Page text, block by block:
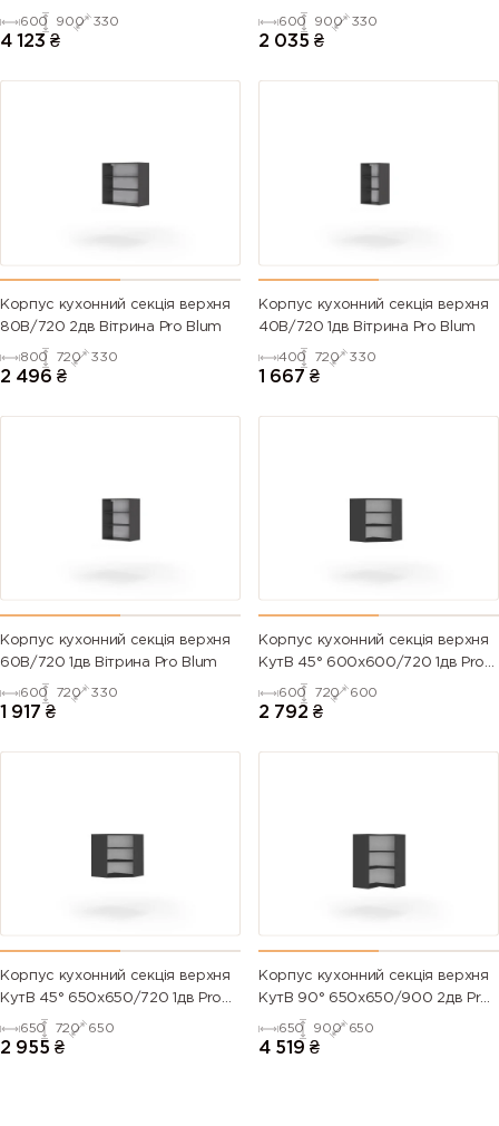
600 900 330
4 123 ₴
600 900 330
2 035 ₴
Корпус кухонний секцiя верхня
80В/720 2дв Вітрина Pro Blum
800 720 330
2 496 ₴
Корпус кухонний секцiя верхня
40В/720 1дв Вітрина Pro Blum
400 720 330
1 667 ₴
Корпус кухонний секцiя верхня
60В/720 1дв Вітрина Pro Blum
600 720 330
1 917 ₴
Корпус кухонний секцiя верхня
КутВ 45° 600х600/720 1дв Pro
600 720 600
2 792 ₴
Корпус кухонний секцiя верхня
КутВ 45° 650х650/720 1дв Pro
650 720 650
2 955 ₴
Корпус кухонний секцiя верхня
КутВ 90° 650х650/900 2дв Pro
650 900 650
4 519 ₴